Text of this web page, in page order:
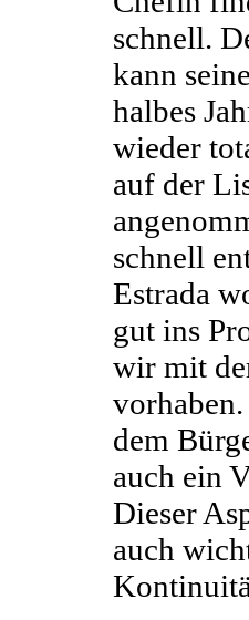
schnell.
kann
halbes
wieder
auf der
schnell
Estrada
gut ins
wir mit
dem
auch ein
Dieser
auch